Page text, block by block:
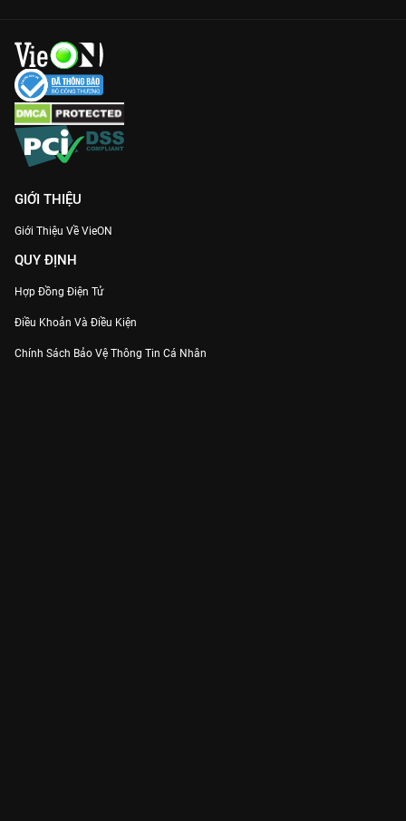
GIỚI THIỆU
Giới Thiệu Về VieON
QUY ĐỊNH
Hợp Đồng Điện Tử
Điều Khoản Và Điều Kiện
Chính Sách Bảo Vệ Thông Tin Cá Nhân